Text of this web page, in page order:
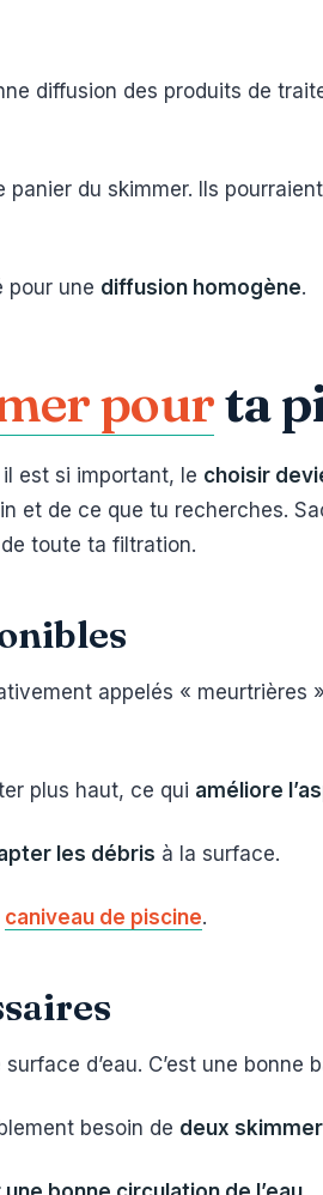
diffusion des produits de
du skimmer. Ils pourraient
pour une diffusion homogène.
pourta
est si important, le choisir
et de ce que tu recherches.
toute ta filtration.
appelés « meurtrières
plus haut, ce qui améliore
les débris à la surface.
caniveau de piscine.
d’eau. C’est une bonne
besoin de deux